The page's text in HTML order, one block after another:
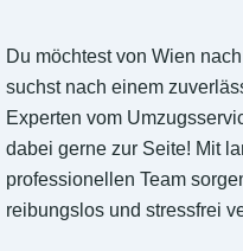
Du möchtest von Wien
suchst nach einem
Experten vom
dabei gerne zur Seite! Mit
professionellen Team
reibungslos und stressfrei